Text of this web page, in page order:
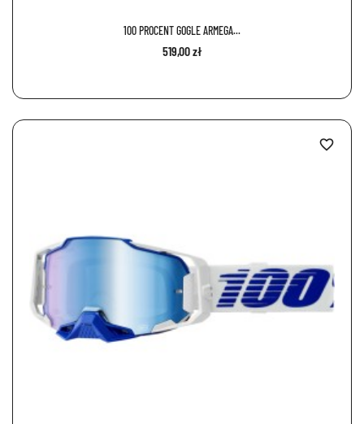
100 PROCENT GOGLE ARMEGA...
519,00 zł
favorite_border